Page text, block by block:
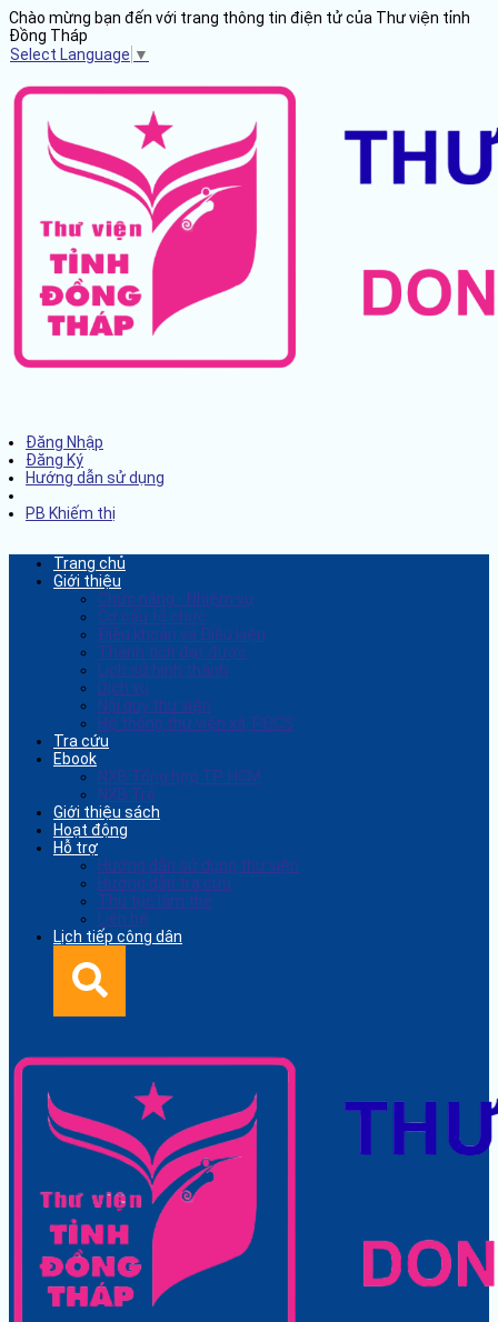
Chào mừng bạn đến với trang thông tin điện tử của Thư viện tỉnh
Đồng Tháp
Select Language ▼
Đăng Nhập
Đăng Ký
Hướng dẫn sử dụng
PB Khiếm thị
Trang chủ
Giới thiệu
Chức năng - Nhiệm vụ
Cơ cấu tổ chức
Điều khoản và Điều kiện
Thành tích đạt được
Lịch sử hình thành
Dịch vụ
Nội quy thư viện
Hệ thống thư viện xã, PĐCS
Tra cứu
Ebook
NXB Tổng hợp TP. HCM
NXB Trẻ
Giới thiệu sách
Hoạt động
Hỗ trợ
Hướng dẫn sử dụng thư viện
Hướng dẫn tra cứu
Thủ tục làm thẻ
Liên hệ
Lịch tiếp công dân